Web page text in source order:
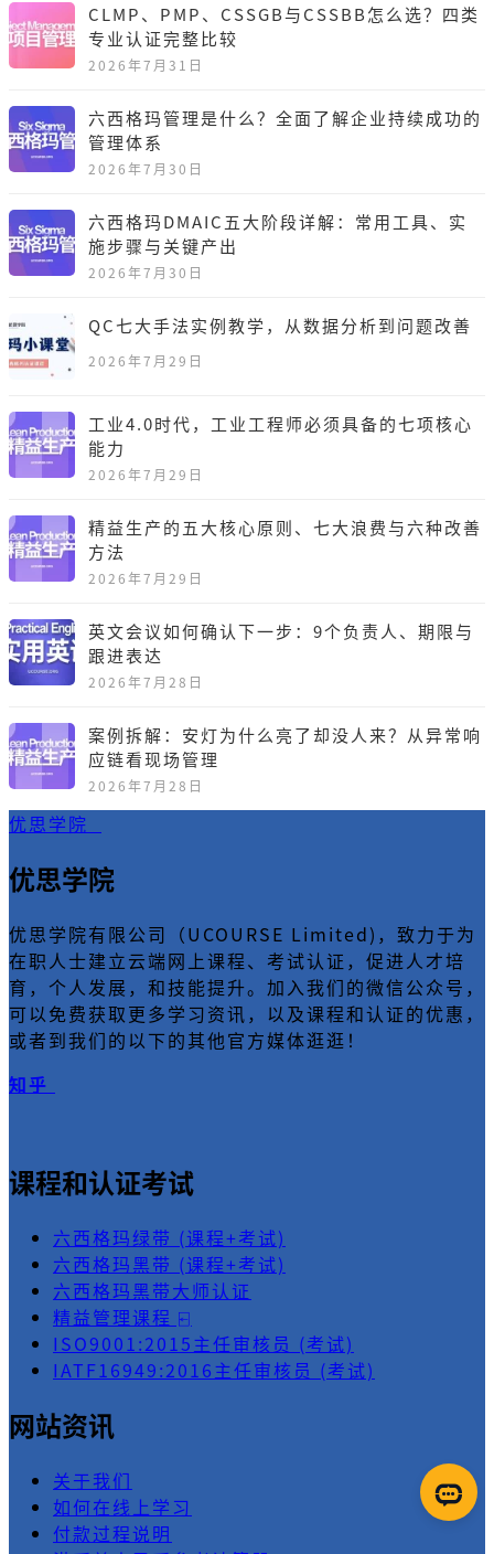
CLMP、PMP、CSSGB与CSSBB怎么选？四类
专业认证完整比较
2026年7月31日
六西格玛管理是什么？全面了解企业持续成功的
管理体系
2026年7月30日
六西格玛DMAIC五大阶段详解：常用工具、实
施步骤与关键产出
2026年7月30日
QC七大手法实例教学，从数据分析到问题改善
2026年7月29日
工业4.0时代，工业工程师必须具备的七项核心
能力
2026年7月29日
精益生产的五大核心原则、七大浪费与六种改善
方法
2026年7月29日
英文会议如何确认下一步：9个负责人、期限与
跟进表达
2026年7月28日
案例拆解：安灯为什么亮了却没人来？从异常响
应链看现场管理
2026年7月28日
优思学院
优思学院
优思学院有限公司（UCOURSE Limited)，致力于为
在职人士建立云端网上课程、考试认证，促进人才培
育，个人发展，和技能提升。加入我们的微信公众号，
可以免费获取更多学习资讯，以及课程和认证的优惠，
或者到我们的以下的其他官方媒体逛逛！
知乎
课程和认证考试
六西格玛绿带 (课程+考试)
六西格玛黑带 (课程+考试)
六西格玛黑带大师认证
精益管理课程 ⍇
ISO9001:2015主任审核员 (考试)
IATF16949:2016主任审核员 (考试)
网站资讯
关于我们
如何在线上学习
付款过程说明